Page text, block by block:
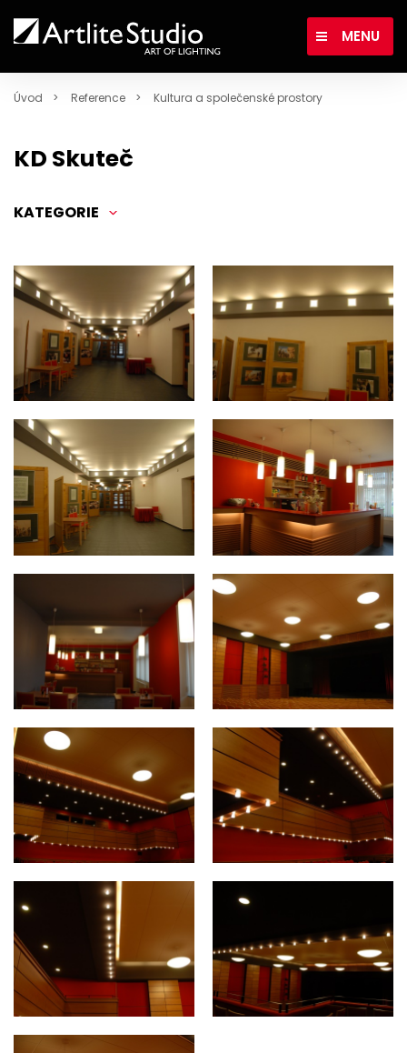
MENU
Úvod Reference Kultura a společenské prostory
KD Skuteč
KATEGORIE